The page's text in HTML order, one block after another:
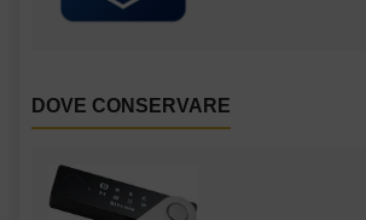
DOVE CONSERVARE